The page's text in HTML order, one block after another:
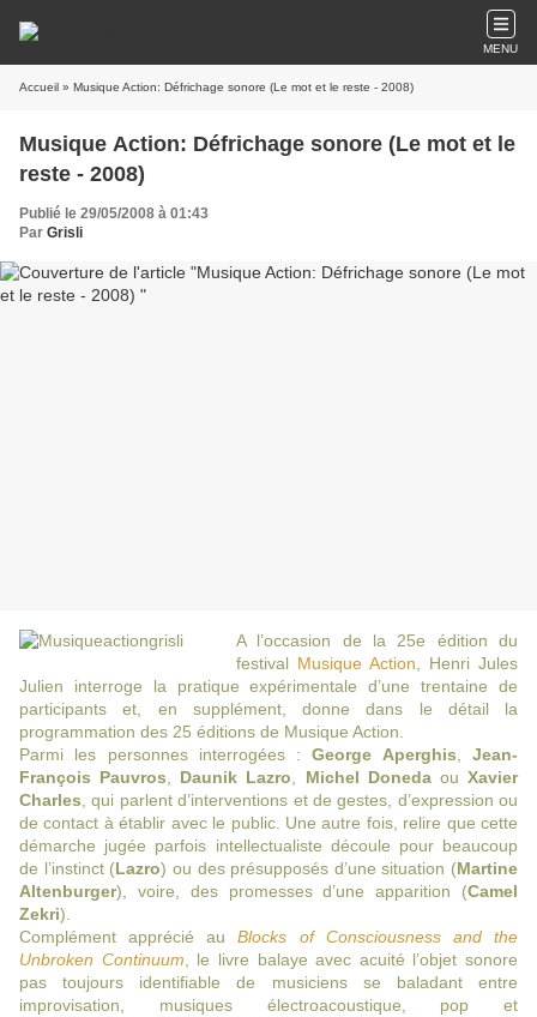
MENU
Accueil » Musique Action: Défrichage sonore (Le mot et le reste - 2008)
Musique Action: Défrichage sonore (Le mot et le
reste - 2008)
Publié le 29/05/2008 à 01:43
Par Grisli
A l’occasion de la 25e édition du
festival Musique Action , Henri Jules
Julien interroge la pratique expérimentale d’une trentaine de
participants et, en supplément, donne dans le détail la
programmation des 25 éditions de Musique Action.
Parmi les personnes interrogées :George Aperghis ,Jean-
François Pauvros
Daunik Lazro Michel DonedaouXavier
Charles , qui parlent d’interventions et de gestes, d’expression ou
de contact à établir avec le public. Une autre fois, relire que cette
démarche jugée parfois intellectualiste découle pour beaucoup
de l’instinct (Lazro) ou des présupposés d’une situation (Martine
Altenburger), voire, des promesses d’une apparition (Camel
Zekri).
Complément apprécié auBlocks of Consciousness and the
Unbroken Continuum , le livre balaye avec acuité l’objet sonore
pas toujours identifiable de musiciens se baladant entre
improvisation, musiques électroacoustique, pop et